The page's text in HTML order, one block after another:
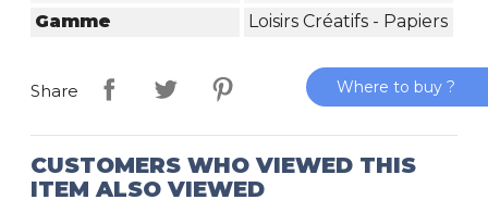
Gamme
Loisirs Créatifs - Papiers
Share
CUSTOMERS WHO VIEWED THIS
ITEM ALSO VIEWED
Where to buy ?